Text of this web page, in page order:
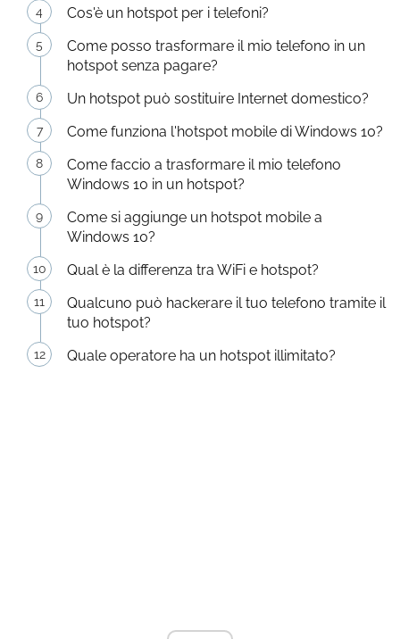
Cos'è un hotspot per i telefoni?
Come posso trasformare il mio telefono in un
hotspot senza pagare?
Un hotspot può sostituire Internet domestico?
Come funziona l'hotspot mobile di Windows 10?
Come faccio a trasformare il mio telefono
Windows 10 in un hotspot?
Come si aggiunge un hotspot mobile a
Windows 10?
Qual è la differenza tra WiFi e hotspot?
Qualcuno può hackerare il tuo telefono tramite il
tuo hotspot?
Quale operatore ha un hotspot illimitato?